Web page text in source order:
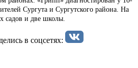
Сургута и Сургутского района. На
садов и две школы.
в соцсетях: